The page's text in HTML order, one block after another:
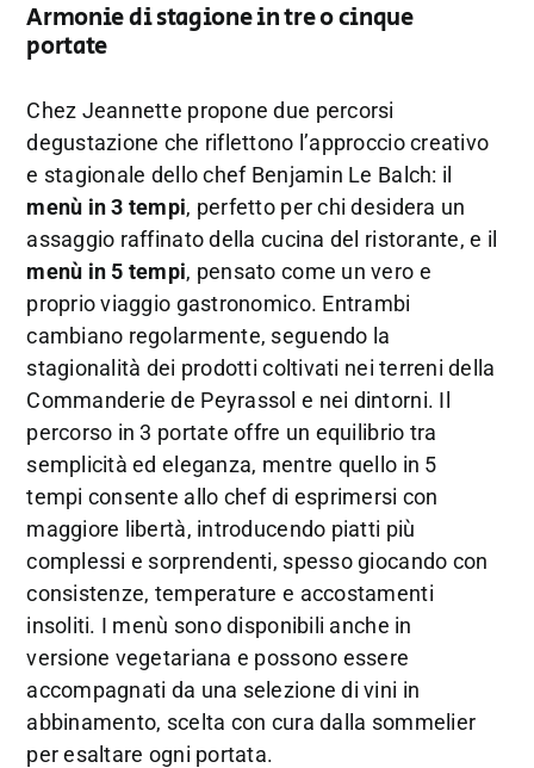
Armonie di stagione in tre o cinque
portate
Chez Jeannette propone due percorsi
degustazione che riflettono l’approccio creativo
e stagionale dello chef Benjamin Le Balch: il
menù in 3 tempi, perfetto per chi desidera un
assaggio raffinato della cucina del ristorante, e il
menù in 5 tempi, pensato come un vero e
proprio viaggio gastronomico. Entrambi
cambiano regolarmente, seguendo la
stagionalità dei prodotti coltivati nei terreni della
Commanderie de Peyrassol e nei dintorni. Il
percorso in 3 portate offre un equilibrio tra
semplicità ed eleganza, mentre quello in 5
tempi consente allo chef di esprimersi con
maggiore libertà, introducendo piatti più
complessi e sorprendenti, spesso giocando con
consistenze, temperature e accostamenti
insoliti. I menù sono disponibili anche in
versione vegetariana e possono essere
accompagnati da una selezione di vini in
abbinamento, scelta con cura dalla sommelier
per esaltare ogni portata.